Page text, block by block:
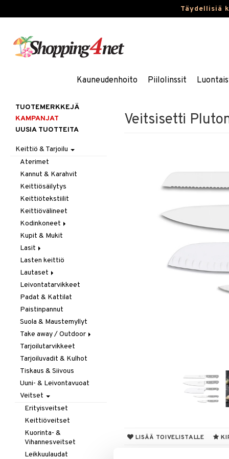
Täydellisiä
Kauneudenhoito Piilolinssit
Veitsisetti
LISÄÄ TOIVELISTALLE
TUOTEMERKKEJÄ
KAMPANJAT
UUSIA TUOTTEITA
Keittiö & Tarjoilu
Aterimet
Kannut & Karahvit
Keittiösäilytys
Keittiötekstiilit
Keittiövälineet
Kodinkoneet
Kahvi, Tee & Espresso
Leivänpaahtimet
Mixerit &
Sähkövatkaimet
Muut koneet
Vedenkeittimet
Kupit & Mukit
Lasit
Juoma- & Cocktailasit
Juomalasit
Olutlasit
Shamppanjalasit
Snapsi- & Aveclasit
Viinilasit
Whiskey- & Konjakkilasit
Lasten keittiö
Lautaset
Asetit
Ruokalautaset
Syvät lautaset
Leivontatarvikkeet
Padat & Kattilat
Paistinpannut
Suola & Maustemyllyt
Take away / Outdoor
Eväslaatikot
Pullot
Termoskannut
Termosmukit
Tarjoilutarvikkeet
Tarjoiluvadit & Kulhot
Tiskaus & Siivous
Uuni- & Leivontavuoat
Veitset
Erityisveitset
Keittiöveitset
Kuorinta- &
Vihannesveitset
Leikkuulaudat